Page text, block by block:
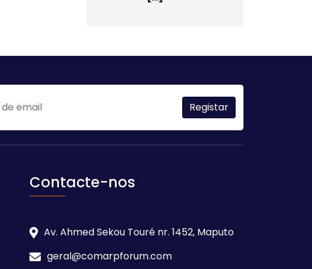
Contacte-nos
Av. Ahmed Sekou Touré nr. 1452, Maputo
geral@comarpforum.com